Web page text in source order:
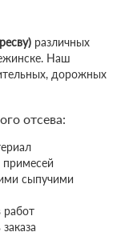
различных
Наш
дорожных
отсева:
примесей
сыпучими